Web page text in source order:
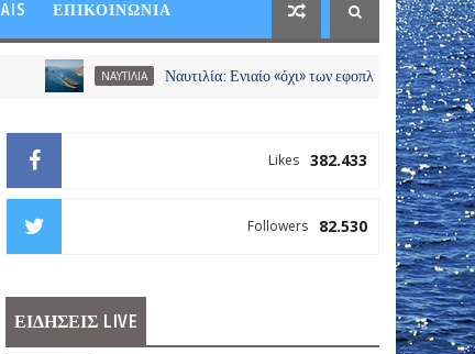
AIS ΕΠΙΚΟΙΝΩΝΙΑ
ΝΑΥΤΙΛΙΑ Ναυτιλία: Ενιαίο «όχι» των εφοπλιστών σε διόδια και
382.433
Likes
82.530
Followers
ΕΙΔΗΣΕΙΣ LIVE